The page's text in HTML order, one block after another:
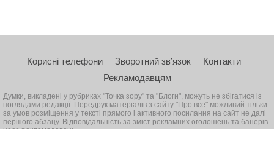
Корисні телефони Зворотний зв’язок
Контакти
Рекламодавцям
Думки, викладені у рубриках "Точка зору" та "Блоги", можуть не збігатися із
поглядами редакції. Передрук матеріалів з сайту "Про все" можливий тільки
за умов розміщення у тексті прямого і активного посилання на сайт не далі
першого абзацу. Відповідальність за зміст рекламних оголошень та банерів
несе рекламодавець